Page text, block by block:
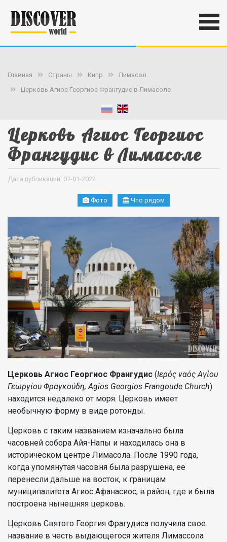
Главная Страны Кипр
Лимасол
Церковь Агиос Георгиос Франгудис в Лимасоле
Церковь Агиос Георгиос
Франгудис в Лимасоле
Дата публикации: 07-01-2022
Фото Что рядом
Церковь Агиос Георгиос Франгудис (Ιερός ναός Αγίου
Γεωργίου Φραγκούδη, Agios Georgios Frangoude Church)
находится недалеко от моря. Церковь имеет
необычную форму в виде ротонды.
Церковь с таким названием изначально была
часовней собора Айя-Напы и находилась она в
историческом центре Лимасола. После 1990 года,
когда упомянутая часовня была разрушена, ее
перенесли дальше на восток, к границам
муниципалитета Агиос Афанасиос, в район, где и была
построена нынешняя церковь.
Церковь Святого Георгия Фрагудиса получила свое
название в честь выдающегося жителя Лимассола